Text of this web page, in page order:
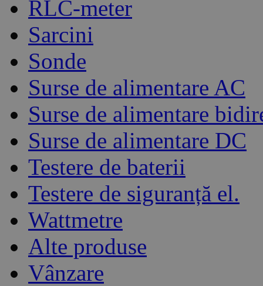
RLC-meter
Sarcini
Sonde
Surse de alimentare AC
Surse de alimentare
Surse de alimentare DC
Testere de baterii
Testere de siguranță el.
Wattmetre
Alte produse
Vânzare